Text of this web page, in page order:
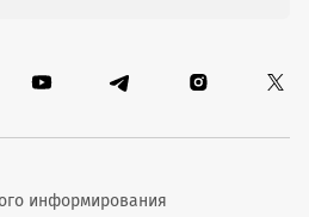
информирования